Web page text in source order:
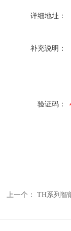
详细地址：
补充说明：
验证码：
上一个： TH系列智